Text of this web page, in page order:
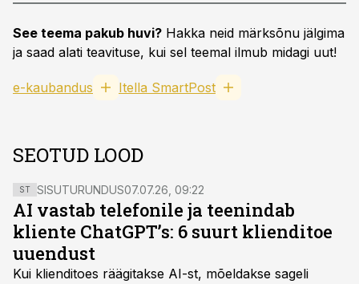
See teema pakub huvi? Hakka neid märksõnu jälgima
ja saad alati teavituse, kui sel teemal ilmub midagi uut!
e-kaubandus Itella SmartPost
SEOTUD LOOD
ST SISUTURUNDUS07.07.26, 09:22
AI vastab telefonile ja teenindab
kliente ChatGPT’s: 6 suurt klienditoe
uuendust
Kui klienditoes räägitakse AI-st, mõeldakse sageli